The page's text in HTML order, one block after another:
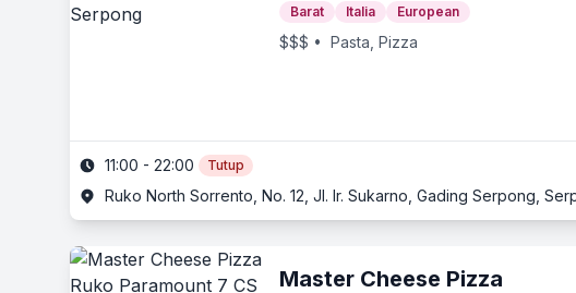
Barat Italia European
$$$ • Pasta, Pizza
11:00 - 22:00 Tutup
Ruko North Sorrento, No. 12, Jl. Ir. Sukarno, Gading Serpong,
Master Cheese Pizza